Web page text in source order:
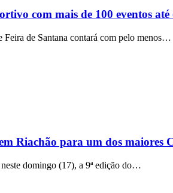
com mais de 100 eventos
de Santana contará com pelo menos…
Riachão para um dos maiores
domingo (17), a 9ª edição do…